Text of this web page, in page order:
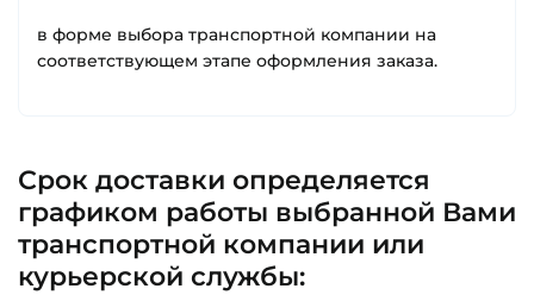
в форме выбора транспортной компании на
соответствующем этапе оформления заказа.
Срок доставки определяется
графиком работы выбранной Вами
транспортной компании или
курьерской службы: